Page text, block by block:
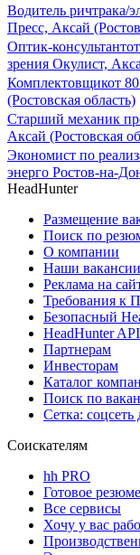
Водитель ричтрака/
Пресс, Аксай
Оптик-консультантот
зрения Окулист,
Комплектовщикот
(Ростовская область)
Старший механик
Аксай (Ростовская
Экономист по
энерго Ростов-на-
HeadHunter
Размещение
Поиск по
О компании
Наши вакансии
Реклама на
Требования к
Безопасный
HeadHunter API
Партнерам
Инвесторам
Каталог
Поиск по
Сетка: соцсеть
Соискателям
hh PRO
Готовое резюме
Все сервисы
Хочу у вас